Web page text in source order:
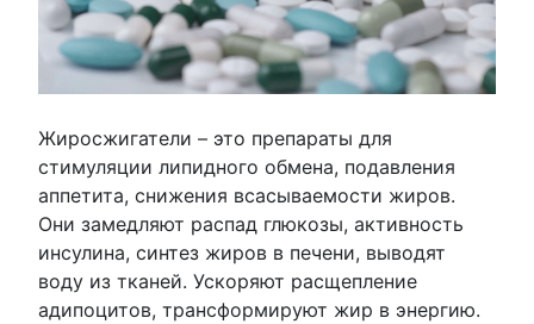
Жиросжигатели – это препараты для
стимуляции липидного обмена, подавления
аппетита, снижения всасываемости жиров.
Они замедляют распад глюкозы, активность
инсулина, синтез жиров в печени, выводят
воду из тканей. Ускоряют расщепление
адипоцитов, трансформируют жир в энергию.